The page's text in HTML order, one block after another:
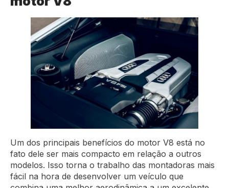
Um dos principais benefícios do motor V8 está no
fato dele ser mais compacto em relação a outros
modelos. Isso torna o trabalho das montadoras mais
fácil na hora de desenvolver um veículo que